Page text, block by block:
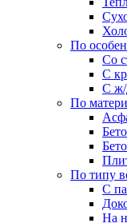
По
Со
С
С ж/
По
По типу
С
На